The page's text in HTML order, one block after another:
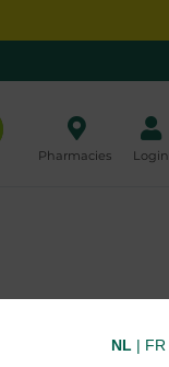
Pharmacies Login
NL | FR